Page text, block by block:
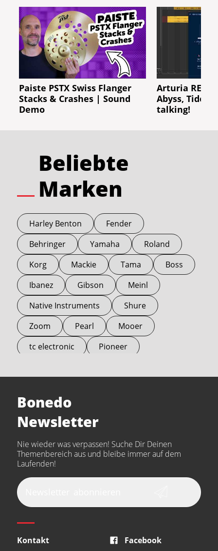
Paiste PSTX Swiss Flanger
Stacks & Crashes | Sound
Demo
Arturia REV
Abyss, Tide &
talking!
Beliebte
Marken
Harley Benton
Fender
Behringer
Yamaha
Roland
Korg
Mackie Tama
Boss
Ibanez
Gibson
Meinl
Native Instruments
Shure
Zoom
Pearl
Mooer
tc electronic
Pioneer
Arturia
the t.bone
Thomann
Walrus Audio
Epiphone
beyerdynamic
Audio-Technica
Presonus
Bonedo
Newsletter
Nie wieder was verpassen! Suche Dir Deinen
Themenbereich aus und bleibe immer auf dem
Laufenden!
Kontakt Facebook